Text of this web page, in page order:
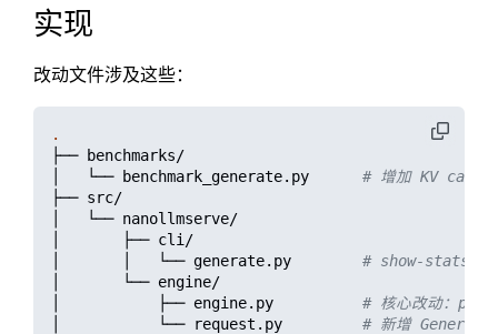
实现
改动文件涉及这些：
.
├── benchmarks/
│   └── benchmark_generate.py # 增加 KV
├── src/
│   └── nanollmserve/
│       ├── cli/
│       │   └── generate.py # show-stats 新
│       └── engine/
│           ├── engine.py # 核心改动：
│           └── request.py # 新增